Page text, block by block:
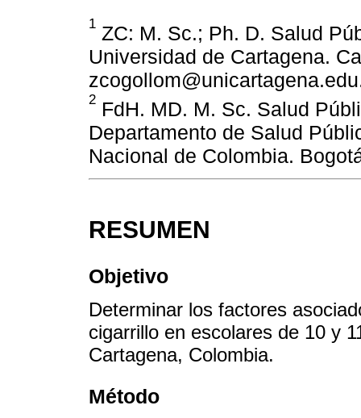
1 ZC: M. Sc.; Ph. D. Salud
Universidad de Cartagena.
2 FdH. MD. M. Sc. Salud
Departamento de Salud
Nacional de Colombia.
RESUMEN
Objetivo
Determinar los factores
cigarrillo en escolares de 10 y
Cartagena, Colombia.
Método